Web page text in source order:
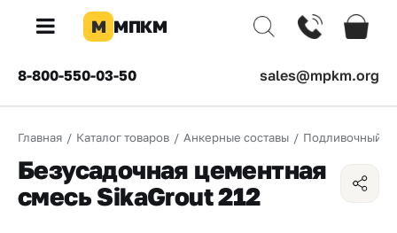
×
КОМПАНИЯ
О
компании
М МПКМ
8-800-550-03-50 sales@mpkm.org
Главная / Каталог товаров / Анкерные составы / Подливочный
Безусадочная цементная
смесь SikaGrout 212